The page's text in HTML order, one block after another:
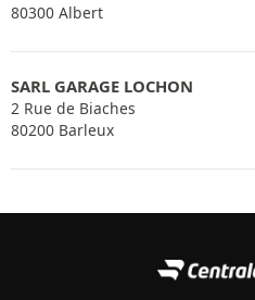
80300 Albert
SARL GARAGE LOCHON
2 Rue de Biaches
80200 Barleux